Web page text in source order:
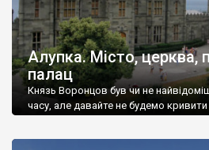
Алупка. Місто, церква,
палац
Князь Воронцов був чи не
часу, але давайте не будемо